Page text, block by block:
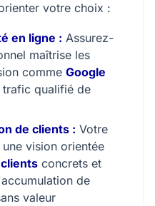
votre choix :
en ligne : Assurez-
maîtrise les
comme Google
trafic qualifié de
de clients : Votre
vision orientée
concrets et
de
valeur